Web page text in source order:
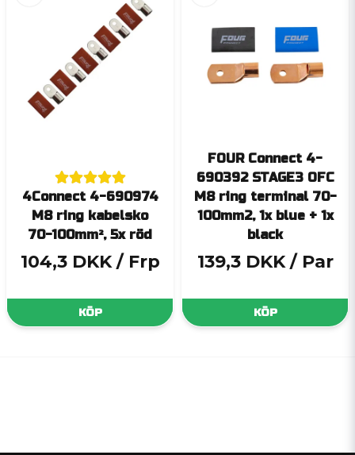
4Connect 4-690974
M8 ring kabelsko
70-100mm², 5x röd
104,3 DKK / Frp
KÖP
FOUR Connect 4-
690392 STAGE3 OFC
M8 ring terminal 70-
100mm2, 1x blue + 1x
black
139,3 DKK / Par
KÖP